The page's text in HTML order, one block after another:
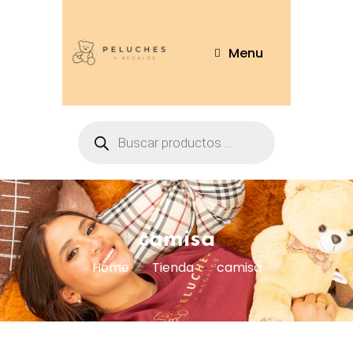
Menu
camisa
Home Tienda camisa